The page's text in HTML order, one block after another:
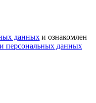
данных и ознакомлен
персональных данных